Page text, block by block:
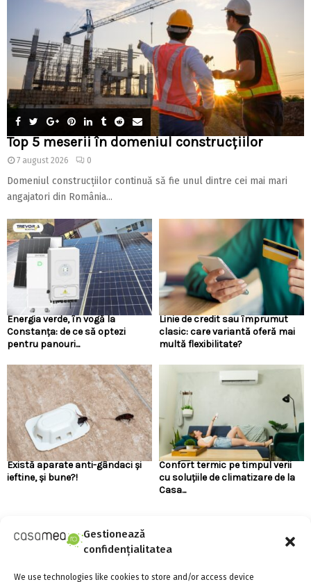
Gestionează
confidențialitatea
We use technologies like cookies to store and/or access device
Top 5 meserii în domeniul construcțiilor
7 august 2026 0
Domeniul construcțiilor continuă să fie unul dintre cei mai mari
angajatori din România...
Energia verde, în vogă la
Constanța: de ce să optezi
pentru panouri...
Linie de credit sau împrumut
clasic: care variantă oferă mai
multă flexibilitate?
Există aparate anti-gândaci și
ieftine, și bune?!
Confort termic pe timpul verii
cu soluțiile de climatizare de la
Casa...
URMARESTE-NE PE FACEBOOK